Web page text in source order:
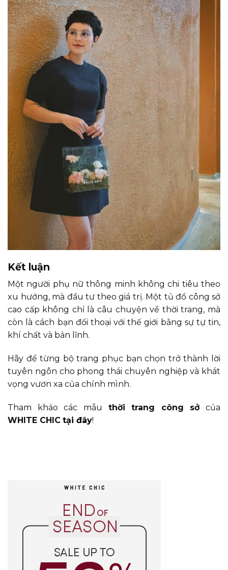
Kết luận
Một người phụ nữ thông minh không chi tiêu theo
xu hướng, mà đầu tư theo giá trị. Một tủ đồ công sở
cao cấp không chỉ là câu chuyện về thời trang, mà
còn là cách bạn đối thoại với thế giới bằng sự tự tin,
khí chất và bản lĩnh.
Hãy để từng bộ trang phục bạn chọn trở thành lời
tuyên ngôn cho phong thái chuyên nghiệp và khát
vọng vươn xa của chính mình.
Tham khảo các mẫu thời trang công sở của
WHITE CHIC tại đây!